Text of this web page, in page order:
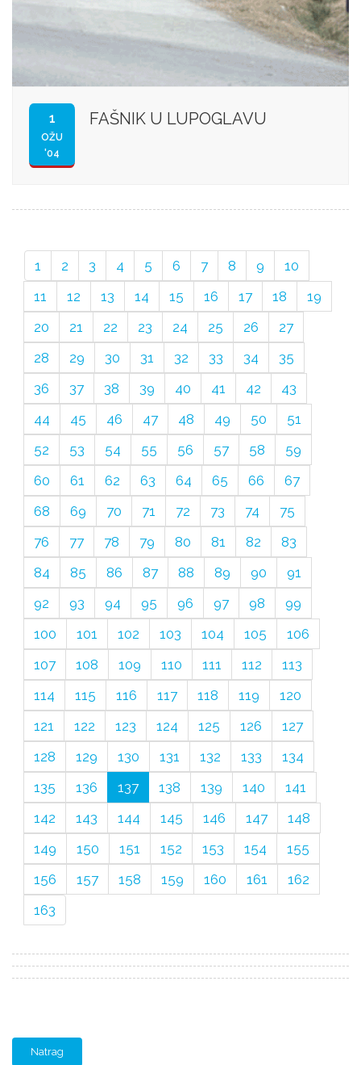
1
OŽU
'04
FAŠNIK U LUPOGLAVU
1 2 3 4 5 6 7 8 9
10
11
12 13 14 15 16 17 18
19
20
21 22 23 24 25 26
27
28
29 30 31 32 33 34
35
36
37 38 39 40 41 42
43
44
45 46 47 48 49 50
51
52
53 54 55 56 57 58
59
60
61 62 63 64 65 66
67
68
69 70 71 72 73 74
75
76
77 78 79 80 81 82
83
84
85 86 87 88 89 90
91
92
93 94 95 96 97 98
99
100
101 102 103 104 105
106
107
108 109 110 111 112
113
114
115 116 117 118 119
120
121
122 123 124 125 126
127
128
129 130 131 132 133
134
135
136 137 138 139 140
141
142
143 144 145 146 147
148
149
150 151 152 153 154
155
156
157 158 159 160 161
162
163
Natrag